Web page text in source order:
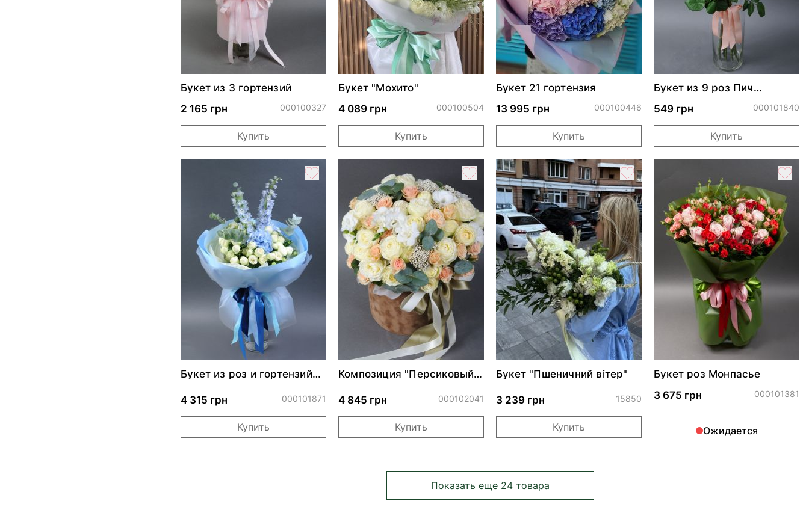
Букет из 3 гортензий
2 165 грн
000100327
Купить
Букет "Мохито"
4 089 грн
000100504
Купить
Букет 21 гортензия
13 995 грн
000100446
Купить
Букет из 9 роз Пич
549 грн
000101840
Купить
Букет из роз и гортензий
4 315 грн
000101871
Купить
Композиция "Персиковый
4 845 грн
000102041
Купить
Букет "Пшеничний вітер"
3 239 грн 15850
Купить
Букет роз Монпасье
3 675 грн
000101381
Ожидается
Показать еще 24 товара